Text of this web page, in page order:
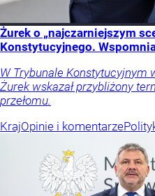
Żurek o „najczarniejszym
Konstytucyjnego.
W Trybunale Konstytucyjnym
Żurek wskazał przybliżony
przełomu.
KrajOpinie i komentarze